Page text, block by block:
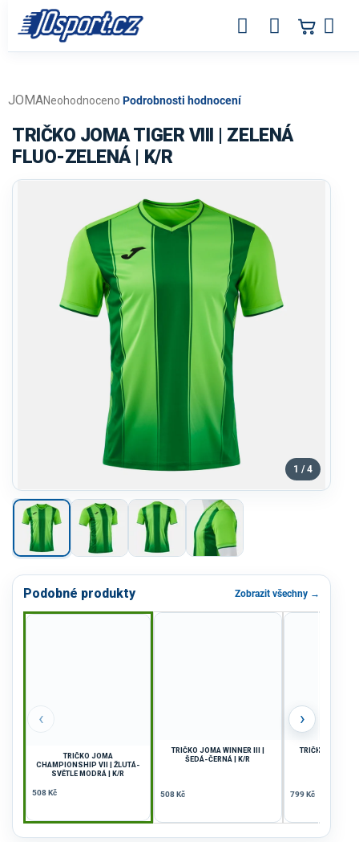
obsah
Průměrné
produktu
je
0,0
Neohodnoceno Podrobnosti hodnocení
JOMA
TRIČKO JOMA TIGER VIII | ZELENÁ
FLUO-ZELENÁ | K/R
1 / 4
Podobné produkty Zobrazit všechny →
‹
TRIČKO JOMA
CHAMPIONSHIP VII | ŽLUTÁ-
SVĚTLE MODRÁ | K/R
508 Kč
TRIČKO JOMA WINNER III |
ŠEDÁ-ČERNÁ | K/R
508 Kč
TRIČKO JOMA
799 Kč
›